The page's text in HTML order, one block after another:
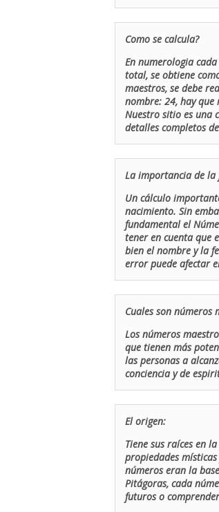
Como se calcula?
En numerologia
total, se obtiene
maestros, se debe
nombre: 24, hay
Nuestro sitio es una
detalles completos
La importancia de la
Un cálculo
nacimiento. Sin
fundamental el
tener en cuenta que
bien el nombre y la
error puede afectar
Cuales son números
Los números
que tienen más
las personas a
conciencia y de
El origen:
Tiene sus raíces en
propiedades
números eran la
Pitágoras, cada
futuros o